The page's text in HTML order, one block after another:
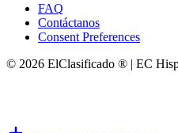
FAQ
Contáctanos
Consent Preferences
© 2026 ElClasificado ® | EC